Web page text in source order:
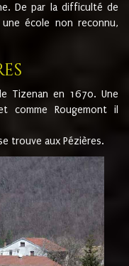
De par la difficulté de
école non reconnu,
Tizenan en 1670. Une
Rougemont il
trouve aux Pézières.